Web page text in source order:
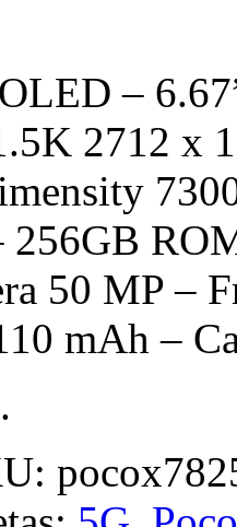
–
2712 x
256GB
50 MP –
mAh –